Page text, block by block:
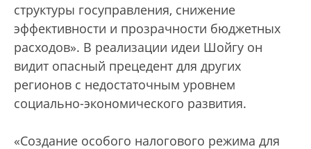
структуры госуправления, снижение
эффективности и прозрачности бюджетных
расходов». В реализации идеи Шойгу он
видит опасный прецедент для других
регионов с недостаточным уровнем
социально-экономического развития.
«Создание особого налогового режима для